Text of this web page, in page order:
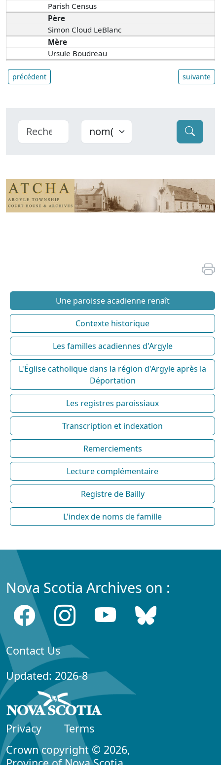
Parish Census
Père
Simon Cloud LeBlanc
Mère
Ursule Boudreau
précédent suivante
Une paroisse acadienne renaît
Contexte historique
Les familles acadiennes d'Argyle
L'Église catholique dans la région d'Argyle après la
Déportation
Les registres paroissiaux
Transcription et indexation
Remerciements
Lecture complémentaire
Registre de Bailly
L'index de noms de famille
Nova Scotia Archives on :
Contact Us
Updated: 2026-8
Privacy
Terms
Crown copyright © 2026,